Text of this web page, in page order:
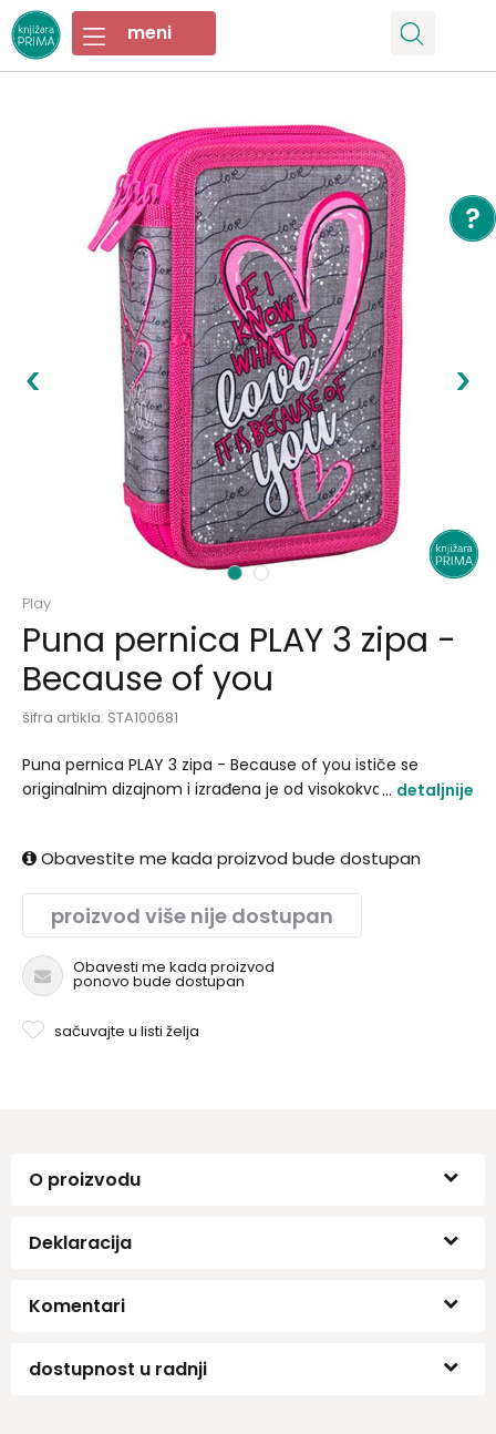
1 2
Play
Puna pernica PLAY 3 zipa -
Because of you
šifra artikla: STA100681
Puna pernica PLAY 3 zipa - Because of you ističe se
originalnim dizajnom i izrađena je od visokokvalitetnog
rezač, gumicu i lenjir..
detaljnije
Obavestite me kada proizvod bude dostupan
proizvod više nije dostupan
Obavesti me kada proizvod
ponovo bude dostupan
sačuvajte u listi želja
O proizvodu
Deklaracija
Komentari
dostupnost u radnji